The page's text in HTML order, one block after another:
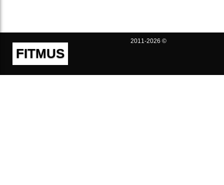
FITMUS
2011-2026 ©